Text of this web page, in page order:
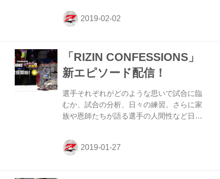
“CONFESSIONS（告白）” に胸が熱くなる
RIZINドキュメンタリー番組。 新作エピソ
『Cygames presents RIZIN 平成最後のや
れんのか！』の2大会の舞台裏に密着。初
参戦の選手たち、親子参戦、RIZINのリン
グを最後に引退する選手、再戦する選手た
ちが心境を語る。 今回は渡辺華奈、杉山し
ずか、あい、川村虹花、宮田和幸、山本ア
「RIZIN CONFESSIONS」
新エピソード配信！
選手それぞれがどのような思いで試合に臨
むか、試合の分析、日々の練習。さらに家
族や恩師たちが語る選手の人間性など日常
“CONFESSIONS（告白）” に胸が熱くなる
RIZINドキュメンタリー番組。 今回、お送